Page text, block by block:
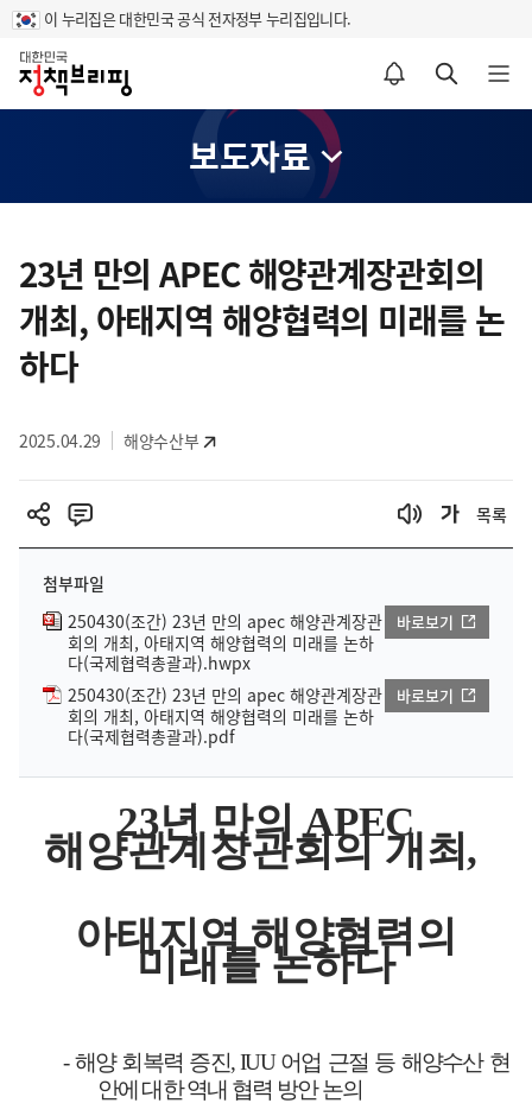
이 누리집은 대한민국 공식 전자정부 누리집입니다.
홈
알림설정 바로가기 검색 바로가기 메뉴 열기
보도자료
텐
츠
영
역
23년 만의 APEC 해양관계장관회의
개최, 아태지역 해양협력의 미래를 논
하다
2025.04.29 해양수산부
목록
첨부파일
250430(조간) 23년 만의 apec 해양관계장관
회의 개최, 아태지역 해양협력의 미래를 논하
다(국제협력총괄과).hwpx
바로보기
250430(조간) 23년 만의 apec 해양관계장관
회의 개최, 아태지역 해양협력의 미래를 논하
다(국제협력총괄과).pdf
바로보기
23년 만의APEC
해양관계장관회의 개최 ,
아태지역 해양협력의
미래를 논하다
-해양 회복력 증진, IUU어업 근절 등 해양수산 현
안에 대한 역내 협력 방안 논의